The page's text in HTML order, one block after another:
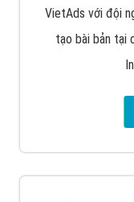
VietAds với đội
tạo bài bản tại